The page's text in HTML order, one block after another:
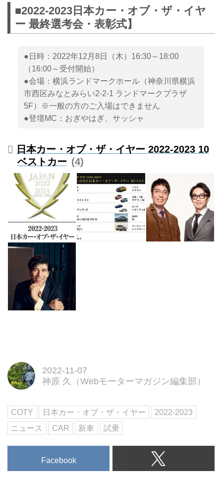
■2022-2023日本カー・オブ・ザ・イヤ
ー 最終選考会・表彰式】
●日時：2022年12月8日（木）16:30～18:00
（16:00～受付開始）
●会場：横浜ランドマークホール（神奈川県横浜
市西区みなとみらい2-2-1 ランドマークプラザ
5F）※一般の方のご入場はできません
●登壇MC：おぎやはぎ、サッシャ
日本カー・オブ・ザ・イヤー 2022-2023 10
ベストカー
4
2022-11-07
神原 久（Webモーターマガジン編集部）
COTY 日本カー・オブ・ザ・イヤー
2022-2023
ニュース
CAR 新車 試乗
Facebook